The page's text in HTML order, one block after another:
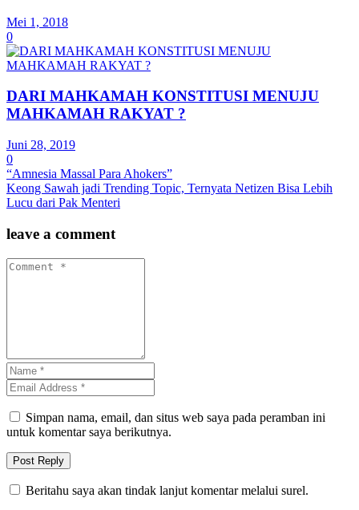
Mei 1, 2018
0
DARI MAHKAMAH KONSTITUSI MENUJU
MAHKAMAH RAKYAT ?
Juni 28, 2019
0
“Amnesia Massal Para Ahokers”
Keong Sawah jadi Trending Topic, Ternyata Netizen Bisa Lebih
Lucu dari Pak Menteri
leave a comment
Simpan nama, email, dan situs web saya pada peramban ini
untuk komentar saya berikutnya.
Beritahu saya akan tindak lanjut komentar melalui surel.